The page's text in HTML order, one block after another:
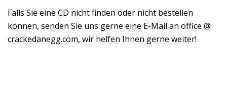
Falls Sie eine CD nicht finden oder nicht bestellen
können, senden Sie uns gerne eine E-Mail an office @
crackedanegg.com, wir helfen Ihnen gerne weiter!